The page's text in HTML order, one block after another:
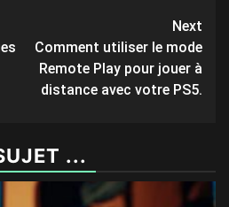
Next
Comment utiliser le mode
Remote Play pour jouer à
distance avec votre PS5.
...